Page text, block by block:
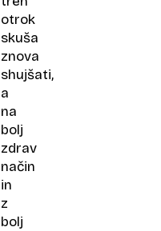
otrok
skuša
znova
shujšati,
a
na
bolj
zdrav
način
in
z
bolj